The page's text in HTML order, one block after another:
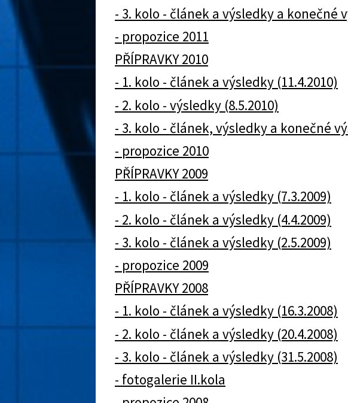
- 3. kolo - článek a výsledky a konečné
- propozice 2011
PŘÍPRAVKY 2010
- 1. kolo - článek a výsledky (11.4.2010)
- 2. kolo - výsledky (8.5.2010)
- 3. kolo - článek, výsledky a konečné
- propozice 2010
PŘÍPRAVKY 2009
- 1. kolo - článek a výsledky (7.3.2009)
- 2. kolo - článek a výsledky (4.4.2009)
- 3. kolo - článek a výsledky (2.5.2009)
- propozice 2009
PŘÍPRAVKY 2008
- 1. kolo - článek a výsledky (16.3.2008)
- 2. kolo - článek a výsledky (20.4.2008)
- 3. kolo - článek a výsledky (31.5.2008)
- fotogalerie II.kola